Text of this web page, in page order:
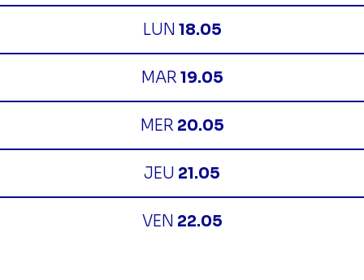
LUN 18.05
MAR 19.05
MER 20.05
JEU 21.05
VEN 22.05